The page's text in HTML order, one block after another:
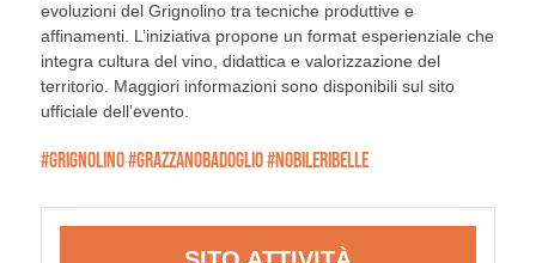
evoluzioni del Grignolino tra tecniche produttive e
affinamenti. L’iniziativa propone un format esperienziale che
integra cultura del vino, didattica e valorizzazione del
territorio. Maggiori informazioni sono disponibili sul sito
ufficiale dell’evento.
#GRIGNOLINO #GRAZZANOBADOGLIO #NOBILERIBELLE